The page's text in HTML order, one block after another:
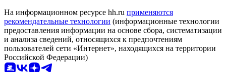
На информационном ресурсе hh.ru применяются
рекомендательные технологии (информационные технологии
предоставления информации на основе сбора, систематизации
и анализа сведений, относящихся к предпочтениям
пользователей сети «Интернет», находящихся на территории
Российской Федерации)